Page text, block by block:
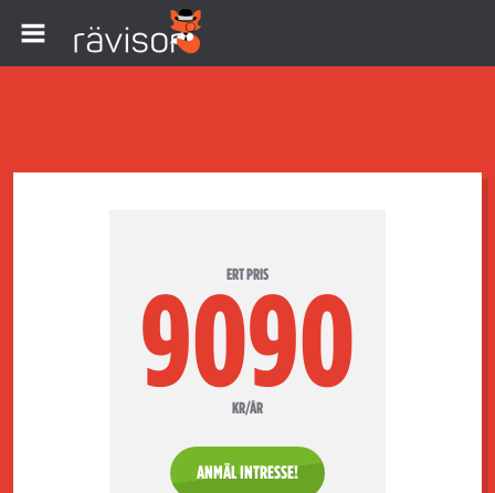
ERT PRIS
9090
KR/ÅR
ANMÄL INTRESSE!